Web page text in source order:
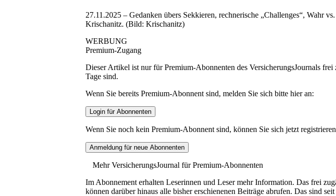
27.11.2025 – Gedanken übers Sekkieren, rechnerische „Challenges“, Wahr
Krischanitz. (Bild: Krischanitz)
WERBUNG
Premium-Zugang
Dieser Artikel ist nur für Premium-Abonnenten des VersicherungsJournals
Tage sind.
Wenn Sie bereits Premium-Abonnent sind, melden Sie sich bitte hier an:
Wenn Sie noch kein Premium-Abonnent sind, können Sie sich jetzt
Mehr VersicherungsJournal für Premium-Abonnenten
Im Abonnement erhalten Leserinnen und Leser mehr Information. Das frei
können darüber hinaus alle bisher erschienenen Beiträge abrufen. Das sind